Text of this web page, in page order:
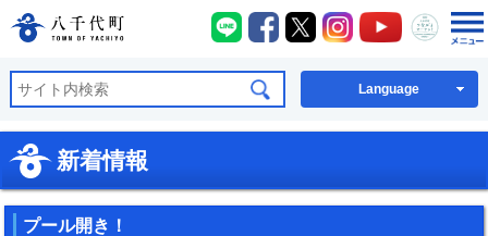
八千代町公式ホームページ
八千代町LINE
八千代町Facebook
八千代町X八千代町Instagram
八千代町
八千
Language
新着情報
プール開き！